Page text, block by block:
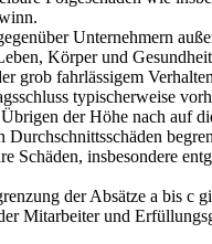
Unternehmern
Körper und
grob fahrlässigem
typischerweise
der Höhe nach auf
Durchschnittsschäden
Schäden, insbesondere
der Absätze a bis c
Mitarbeiter und